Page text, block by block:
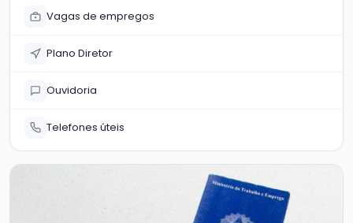
Vagas de empregos
Plano Diretor
Ouvidoria
Telefones úteis